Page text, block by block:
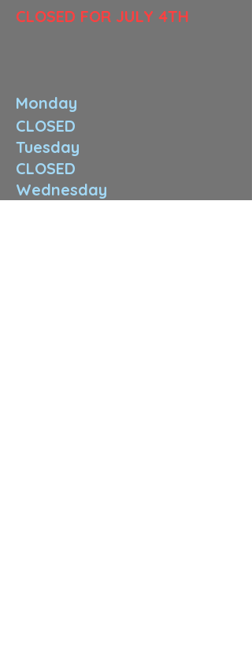
​CLOSED FOR JULY 4TH
Monday
CLOSED
Tuesday
CLOSED
Wednesday